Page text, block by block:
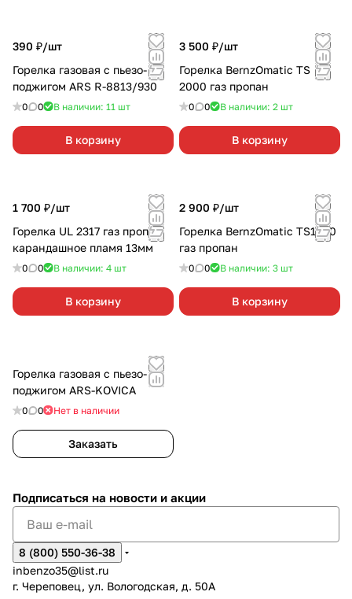
390 ₽/шт
Горелка газовая с пьезо-
поджигом ARS R-8813/930
0 0 В наличии: 11 шт
В корзину
3 500 ₽/шт
Горелка BernzOmatic TS
2000 газ пропан
0 0 В наличии: 2 шт
В корзину
1 700 ₽/шт
Горелка UL 2317 газ пропан
карандашное пламя 13мм
0 0 В наличии: 4 шт
В корзину
2 900 ₽/шт
Горелка BernzOmatic TS1500
газ пропан
0 0 В наличии: 3 шт
В корзину
Горелка газовая с пьезо-
поджигом ARS-KOVICA
0 0 Нет в наличии
Заказать
Подписаться на новости и акции
8 (800) 550-36-38
inbenzo35@list.ru
г. Череповец, ул. Вологодская, д. 50А